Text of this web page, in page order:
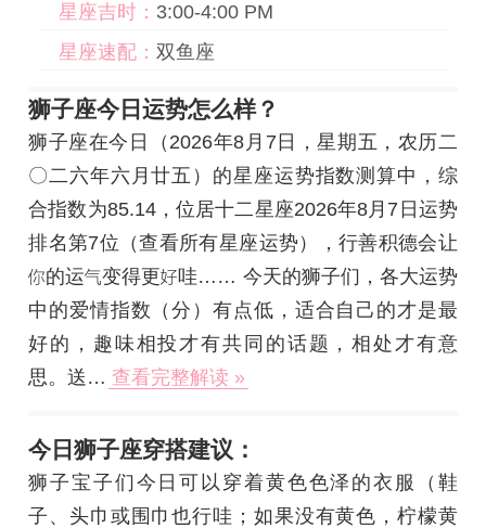
星座吉时： 3:00-4:00 PM
星座速配： 双鱼座
狮子座今日运势怎么样？
狮子座在今日
（2026年8月7日，星期五，农历二
〇二六年六月廿五） 的星座运势指数测算中，综
合指数为85.14，位居十二星座2026年8月7日运势
排名第7位（查看所有星座运势），行善积德会让
的运
变得更
哇…… 今天的狮子们，各大运势
中的爱情指数（分）有点低，适合自己的才是最
好的，趣味相投才有共同的话题，相处才有意
思。送… 查看完整解读 »
今日狮子座穿搭建议：
狮子宝子们今日可以穿着黄色色泽的衣服（鞋
子、头巾或围巾也行哇；如果没有黄色，柠檬黄